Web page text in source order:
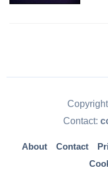
Contact:
About Contact